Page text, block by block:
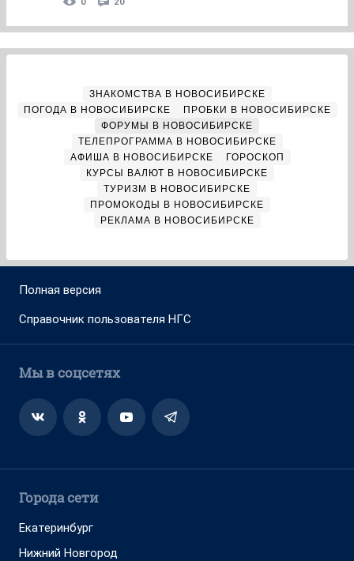
ЗНАКОМСТВА В НОВОСИБИРСКЕ
ПОГОДА В НОВОСИБИРСКЕ
ПРОБКИ В НОВОСИБИРСКЕ
ФОРУМЫ В НОВОСИБИРСКЕ
ТЕЛЕПРОГРАММА В НОВОСИБИРСКЕ
АФИША В НОВОСИБИРСКЕ
ГОРОСКОП
КУРСЫ ВАЛЮТ В НОВОСИБИРСКЕ
ТУРИЗМ В НОВОСИБИРСКЕ
ПРОМОКОДЫ В НОВОСИБИРСКЕ
РЕКЛАМА В НОВОСИБИРСКЕ
Полная версия
Справочник пользователя НГС
Мы в соцсетях
Города сети
Екатеринбург
Нижний Новгород